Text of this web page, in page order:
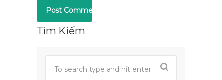
Tìm Kiếm